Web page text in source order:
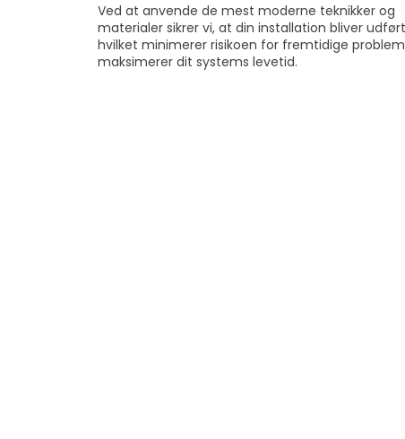
Ved at anvende de mest moderne teknikker og
materialer sikrer vi, at din installation bliver
hvilket minimerer risikoen for fremtidige
maksimerer dit systems levetid.